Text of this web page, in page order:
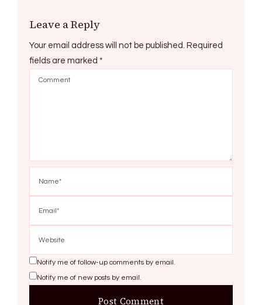
Leave a Reply
Your email address will not be published. Required
fields are marked *
Notify me of follow-up comments by email.
Notify me of new posts by email.